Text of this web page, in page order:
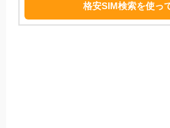
格安SIM検索を使っ